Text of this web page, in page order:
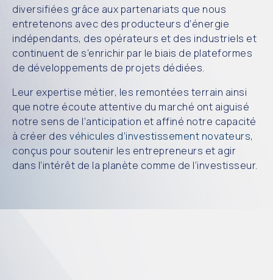
diversifiées grâce aux partenariats que nous
entretenons avec des producteurs d’énergie
indépendants, des opérateurs et des industriels et
continuent de s’enrichir par le biais de plateformes
de développements de projets dédiées.
Leur expertise métier, les remontées terrain ainsi
que notre écoute attentive du marché ont aiguisé
notre sens de l’anticipation et affiné notre capacité
à créer des véhicules d’investissement novateurs,
conçus pour soutenir les entrepreneurs et agir
dans l’intérêt de la planète comme de l’investisseur.